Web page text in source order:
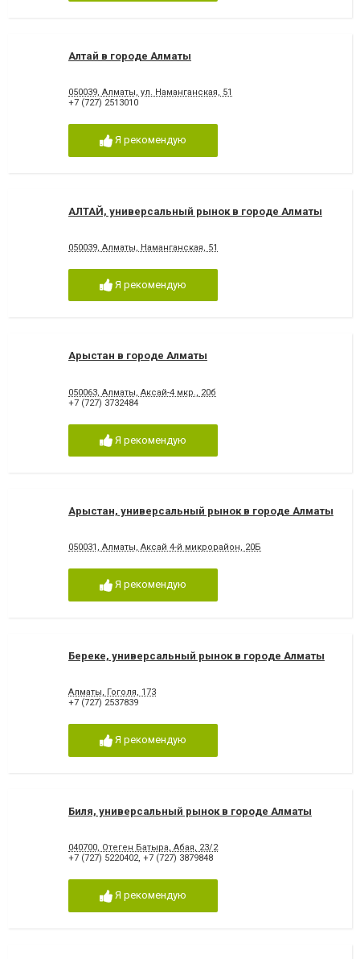
Алтай в городе Алматы
050039, Алматы, ул. Наманганская, 51
+7 (727) 2513010
Я рекомендую
АЛТАЙ, универсальный рынок в городе Алматы
050039, Алматы, Наманганская, 51
Я рекомендую
Арыстан в городе Алматы
050063, Алматы, Аксай-4 мкр., 20б
+7 (727) 3732484
Я рекомендую
Арыстан, универсальный рынок в городе Алматы
050031, Алматы, Аксай 4-й микрорайон, 20Б
Я рекомендую
Береке, универсальный рынок в городе Алматы
Алматы, Гоголя, 173
+7 (727) 2537839
Я рекомендую
Биля, универсальный рынок в городе Алматы
040700, Отеген Батыра, Абая, 23/2
+7 (727) 5220402, +7 (727) 3879848
Я рекомендую